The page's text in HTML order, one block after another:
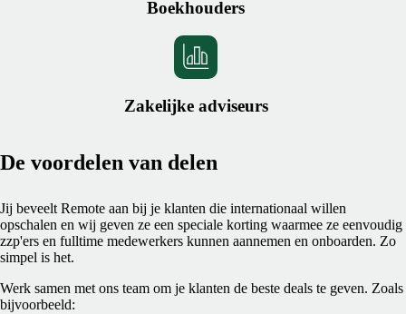
Boekhouders
Zakelijke adviseurs
De voordelen van delen
Jij beveelt Remote aan bij je klanten die internationaal willen
opschalen en wij geven ze een speciale korting waarmee ze eenvoudig
zzp'ers en fulltime medewerkers kunnen aannemen en onboarden. Zo
simpel is het.
Werk samen met ons team om je klanten de beste deals te geven. Zoals
bijvoorbeeld: